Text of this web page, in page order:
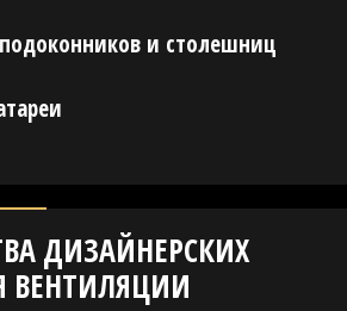
и столешниц
ДИЗАЙНЕРСКИХ
ВЕНТИЛЯЦИИ